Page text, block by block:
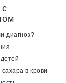
диагноз?
в крови